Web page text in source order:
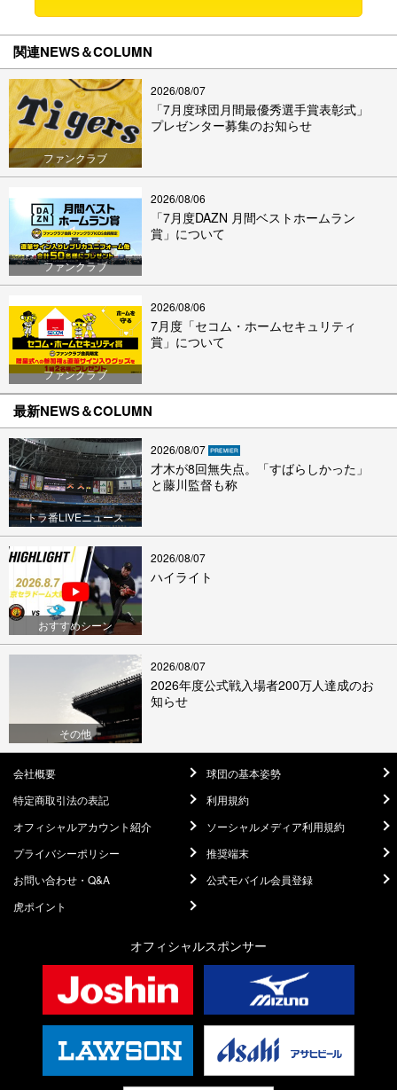
関連NEWS＆COLUMN
ファンクラブ
2026/08/07
「7月度球団月間最優秀選手賞表彰式」
プレゼンター募集のお知らせ
ファンクラブ
2026/08/06
「7月度DAZN 月間ベストホームラン
賞」について
ファンクラブ
2026/08/06
7月度「セコム・ホームセキュリティ
賞」について
最新NEWS＆COLUMN
トラ番LIVEニュース
2026/08/07
才木が8回無失点。「すばらしかった」
と藤川監督も称
おすすめシーン
2026/08/07
ハイライト
その他
2026/08/07
2026年度公式戦入場者200万人達成のお
知らせ
会社概要
球団の基本姿勢
特定商取引法の表記
利用規約
オフィシャルアカウント紹介
ソーシャルメディア利用規約
プライバシーポリシー
推奨端末
お問い合わせ・Q&A
公式モバイル会員登録
虎ポイント
オフィシャルスポンサー